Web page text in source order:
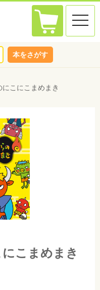
toggle
本をさがす
にこにこまめまき
こまめまき